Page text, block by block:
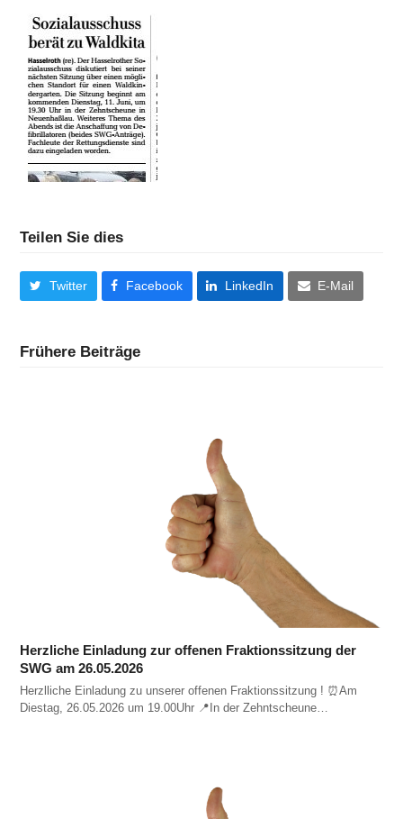
Teilen Sie dies
Twitter Facebook LinkedIn E-Mail
Frühere Beiträge
Herzliche Einladung zur offenen Fraktionssitzung der
SWG am 26.05.2026
Herzlliche Einladung zu unserer offenen Fraktionssitzung ! ⏰️Am
Diestag, 26.05.2026 um 19.00Uhr 📍In der Zehntscheune…